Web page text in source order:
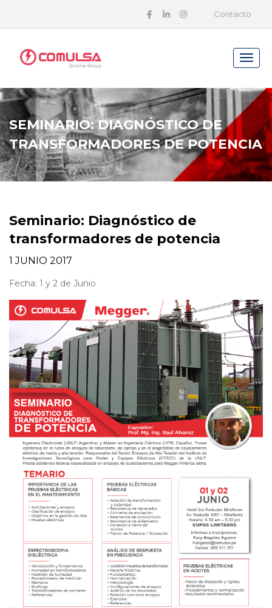
Contacto
SEMINARIO: DIAGNÓSTICO DE
TRANSFORMADORES DE POTENCIA
Seminario: Diagnóstico de
transformadores de potencia
1 JUNIO 2017
Fecha: 1 y 2 de Junio